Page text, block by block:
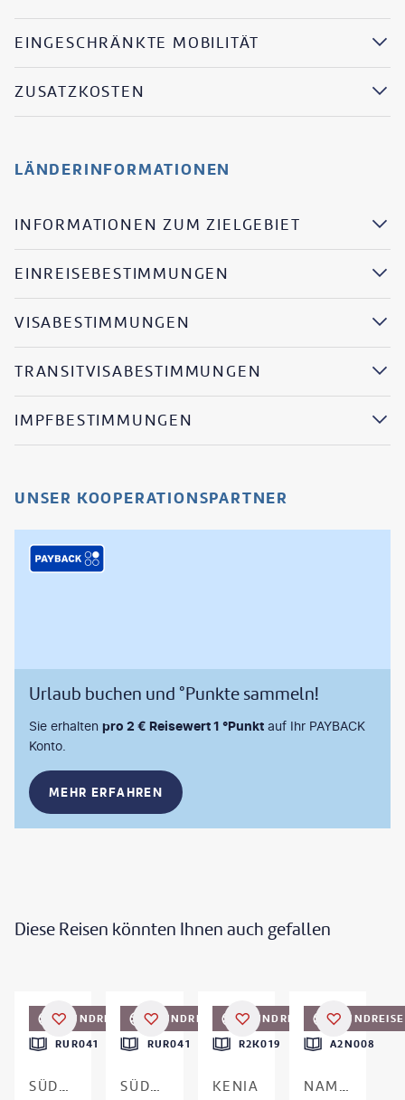
EINGESCHRÄNKTE MOBILITÄT
ZUSATZKOSTEN
LÄNDERINFORMATIONEN
INFORMATIONEN ZUM ZIELGEBIET
EINREISEBESTIMMUNGEN
VISABESTIMMUNGEN
TRANSITVISABESTIMMUNGEN
IMPFBESTIMMUNGEN
UNSER KOOPERATIONSPARTNER
Urlaub buchen und °Punkte sammeln!
Sie erhalten pro 2 € Reisewert 1 °Punkt auf Ihr PAYBACK
Konto.
MEHR ERFAHREN
Diese Reisen könnten Ihnen auch gefallen
DEAL RUNDREISE
RUR041
SÜDAFRIKA
DEAL RUNDREISE
RUR041
SÜDAFRIKA
DEAL RUNDREISE
R2K019
KENIA
RUNDREISE
A2N008
NAMIBIA